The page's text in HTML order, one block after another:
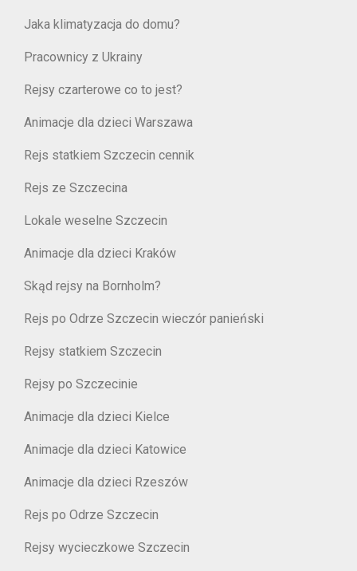
Jaka klimatyzacja do domu?
Pracownicy z Ukrainy
Rejsy czarterowe co to jest?
Animacje dla dzieci Warszawa
Rejs statkiem Szczecin cennik
Rejs ze Szczecina
Lokale weselne Szczecin
Animacje dla dzieci Kraków
Skąd rejsy na Bornholm?
Rejs po Odrze Szczecin wieczór panieński
Rejsy statkiem Szczecin
Rejsy po Szczecinie
Animacje dla dzieci Kielce
Animacje dla dzieci Katowice
Animacje dla dzieci Rzeszów
Rejs po Odrze Szczecin
Rejsy wycieczkowe Szczecin